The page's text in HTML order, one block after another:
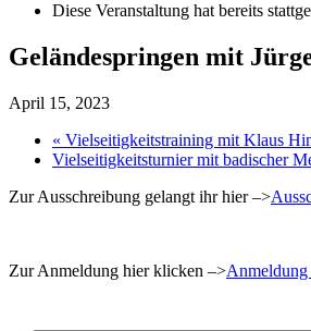
Diese Veranstaltung hat bereits
Geländespringen mit
April 15, 2023
« Vielseitigkeitstraining mit Klaus
Vielseitigkeitsturnier mit badischer
Zur Ausschreibung gelangt ihr hier –>
Zur Anmeldung hier klicken –>